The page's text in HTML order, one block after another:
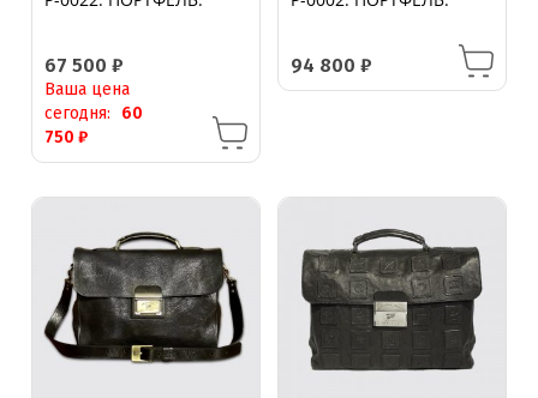
67 500₽
Ваша цена
сегодня:
60
750₽
94 800 ₽